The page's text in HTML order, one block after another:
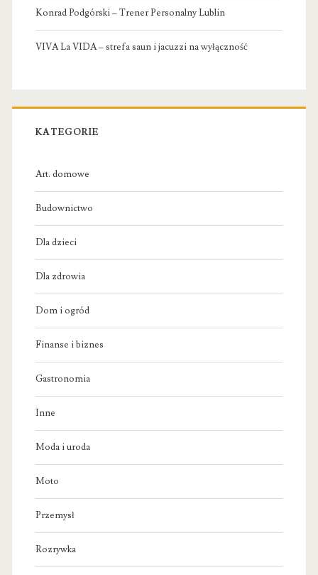
Konrad Podgórski – Trener Personalny Lublin
VIVA La VIDA – strefa saun i jacuzzi na wyłączność
KATEGORIE
Art. domowe
Budownictwo
Dla dzieci
Dla zdrowia
Dom i ogród
Finanse i biznes
Gastronomia
Inne
Moda i uroda
Moto
Przemysł
Rozrywka